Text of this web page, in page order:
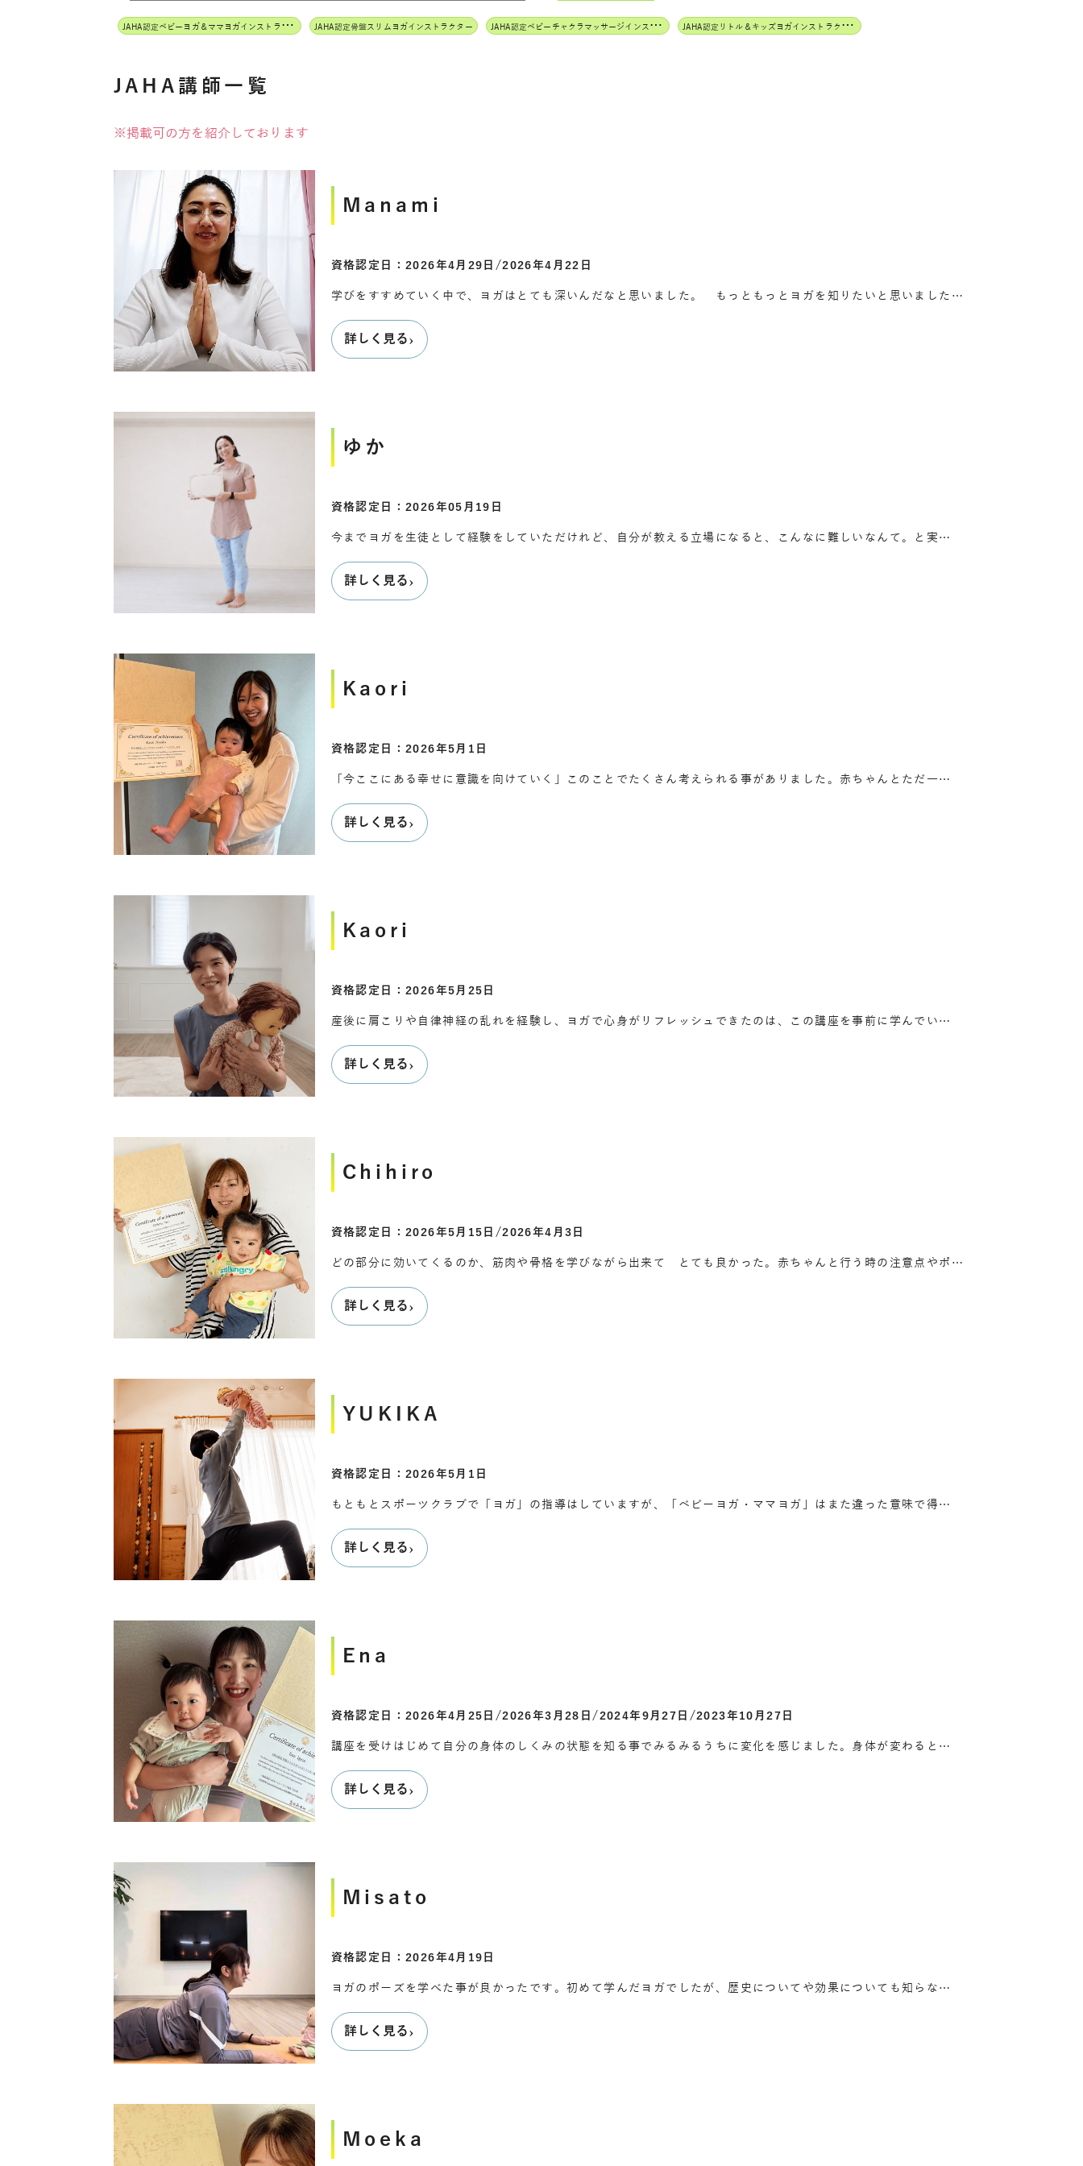
J
AHA認定ベビーヨガ＆ママヨガインストラクター JAHA認定骨盤スリムヨガインストラクター J
AHA認定ベビーチャクラマッサージインストラクター J
AHA認定リトル＆キッズヨガインストラクター
JAHA講師一覧
※掲載可の方を紹介しております
Manami
資格認定日：2026年4月29日/2026年4月22日
学びをすすめていく中で、ヨガはとても深いんだなと思いました。 もっともっとヨガを知りたいと思いました…
詳しく見る›
ゆか
資格認定日：2026年05月19日
今までヨガを生徒として経験をしていただけれど、自分が教える立場になると、こんなに難しいなんて。と実…
詳しく見る›
Kaori
資格認定日：2026年5月1日
「今ここにある幸せに意識を向けていく」このことでたくさん考えられる事がありました。赤ちゃんとただ一…
詳しく見る›
Kaori
資格認定日：2026年5月25日
産後に肩こりや自律神経の乱れを経験し、ヨガで心身がリフレッシュできたのは、この講座を事前に学んでい…
詳しく見る›
Chihiro
資格認定日：2026年5月15日/2026年4月3日
どの部分に効いてくるのか、筋肉や骨格を学びながら出来て とても良かった。赤ちゃんと行う時の注意点やポ…
詳しく見る›
YUKIKA
資格認定日：2026年5月1日
もともとスポーツクラブで「ヨガ」の指導はしていますが、「ベビーヨガ・ママヨガ」はまた違った意味で得…
詳しく見る›
Ena
資格認定日：2026年4月25日/2026年3月28日/2024年9月27日/2023年10月27日
講座を受けはじめて自分の身体のしくみの状態を知る事でみるみるうちに変化を感じました。身体が変わると…
詳しく見る›
Misato
資格認定日：2026年4月19日
ヨガのポーズを学べた事が良かったです。初めて学んだヨガでしたが、歴史についてや効果についても知らな…
詳しく見る›
Moeka